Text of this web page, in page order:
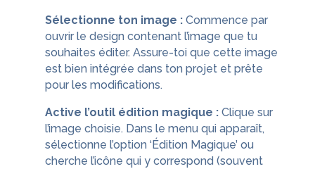
Sélectionne ton image :Commence par
ouvrir le design contenant l’image que tu
souhaites éditer. Assure-toi que cette image
est bien intégrée dans ton projet et prête
pour les modifications.
Active l’outil édition magique :Clique sur
l’image choisie. Dans le menu qui apparaît,
sélectionne l’option ‘Édition Magique’ ou
cherche l’icône qui y correspond (souvent